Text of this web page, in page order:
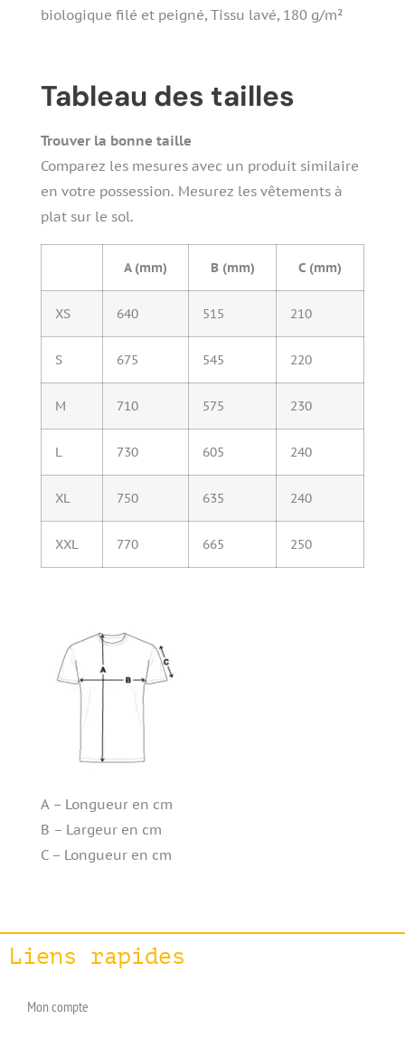
biologique filé et peigné, Tissu lavé, 180 g/m²
Tableau des tailles
Trouver la bonne taille
Comparez les mesures avec un produit similaire
en votre possession. Mesurez les vêtements à
plat sur le sol.
A (mm) B (mm) C (mm)
XS 640 515 210
S 675 545 220
M 710 575 230
L 730 605 240
XL 750 635 240
XXL 770 665 250
A – Longueur en cm
B – Largeur en cm
C – Longueur en cm
Liens rapides
Mon compte